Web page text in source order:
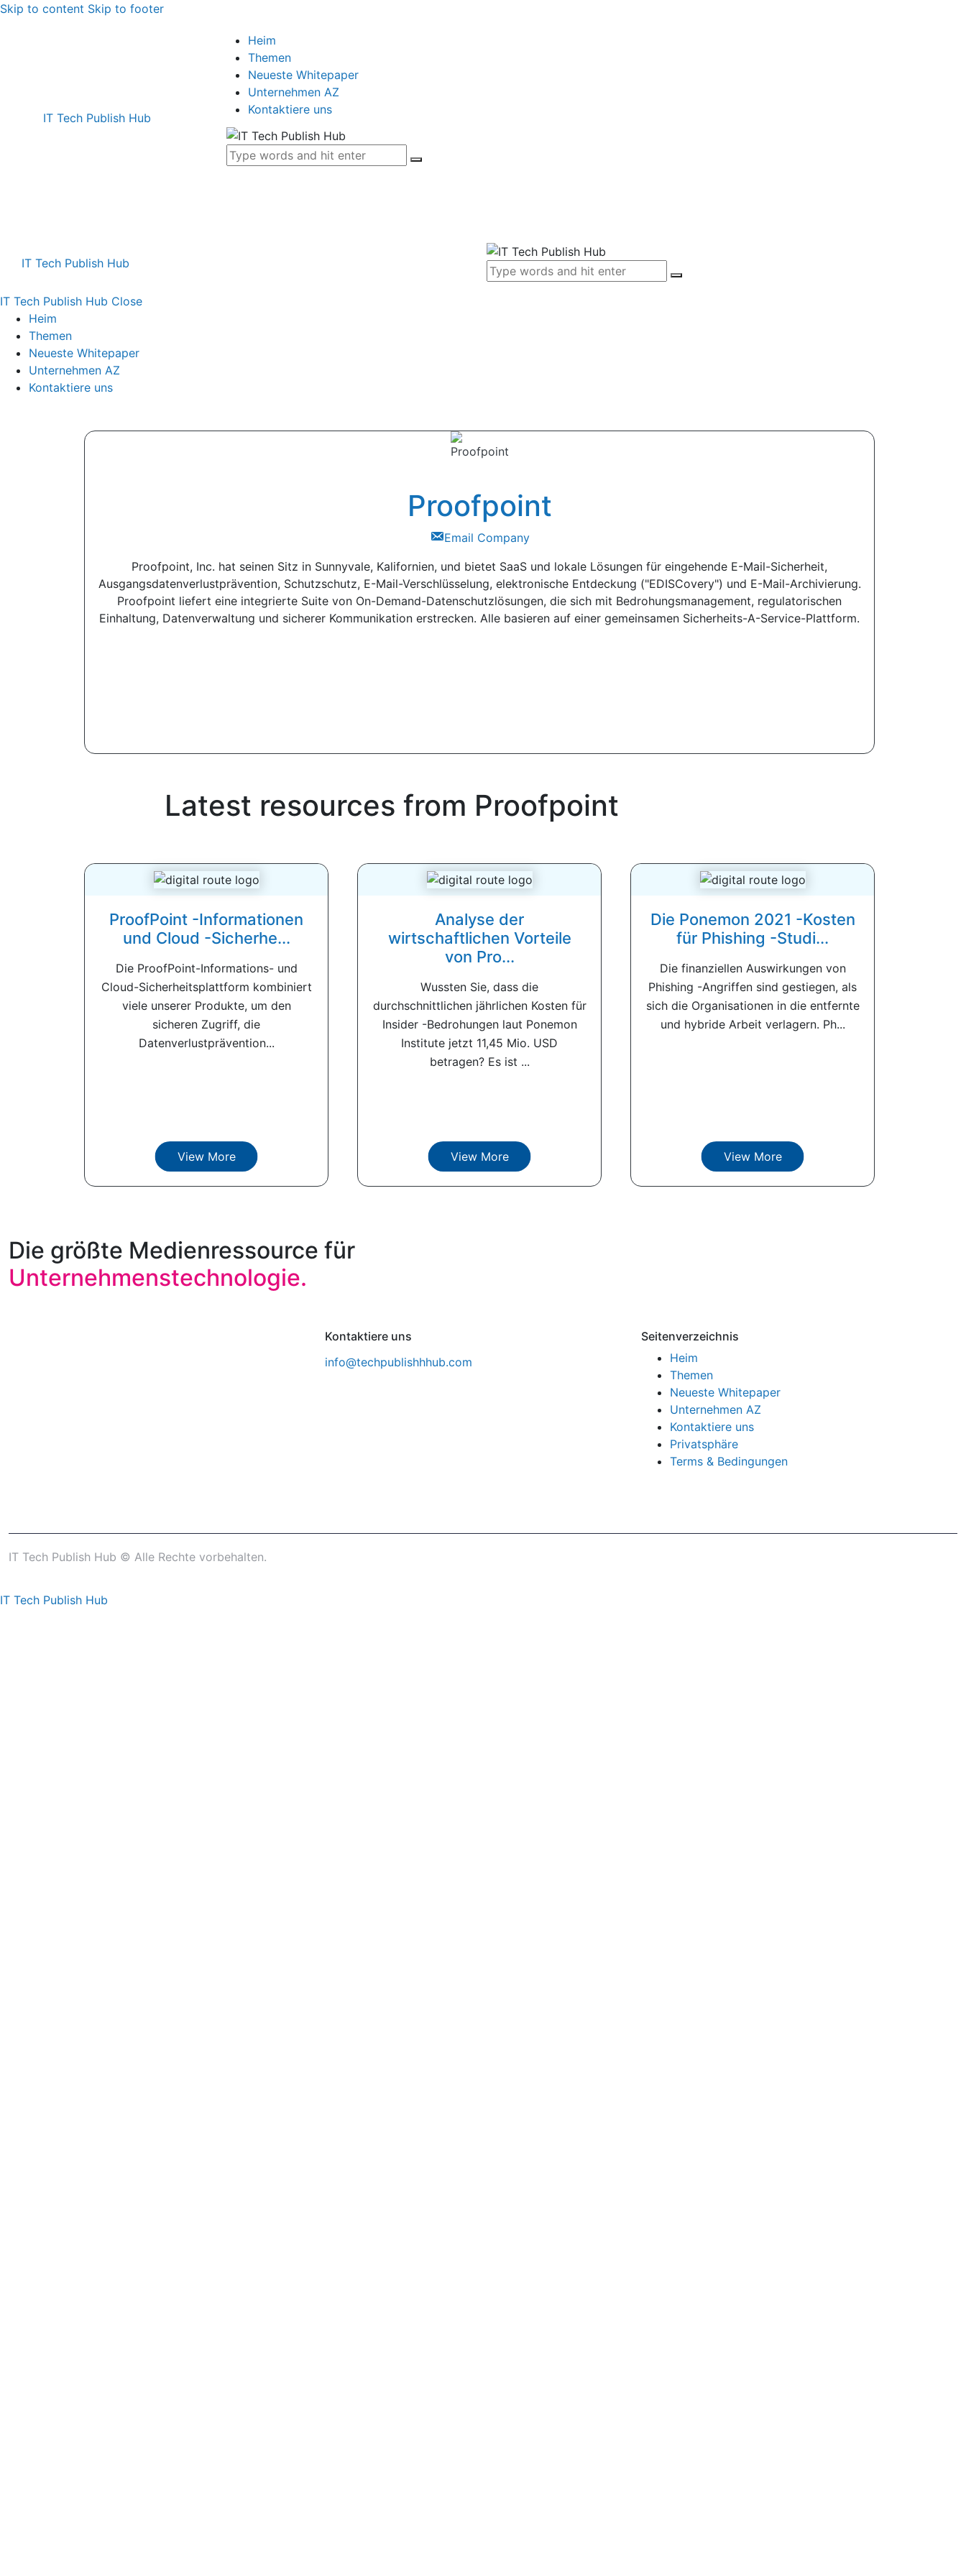
Skip to content Skip to footer
IT Tech Publish Hub
Heim
Themen
Neueste Whitepaper
Unternehmen AZ
Kontaktiere uns
IT Tech Publish Hub
IT Tech Publish Hub Close
Heim
Themen
Neueste Whitepaper
Unternehmen AZ
Kontaktiere uns
Proofpoint
Email Company
Proofpoint, Inc. hat seinen Sitz in Sunnyvale, Kalifornien, und bietet SaaS und lokale Lösungen für eingehende E-Mail-Sicherheit,
Ausgangsdatenverlustprävention, Schutzschutz, E-Mail-Verschlüsselung, elektronische Entdeckung ("EDISCovery") und E-Mail-Archivierung.
Proofpoint liefert eine integrierte Suite von On-Demand-Datenschutzlösungen, die sich mit Bedrohungsmanagement, regulatorischen
Einhaltung, Datenverwaltung und sicherer Kommunikation erstrecken. Alle basieren auf einer gemeinsamen Sicherheits-A-Service-Plattform.
Latest resources from Proofpoint
ProofPoint -Informationen
und Cloud -Sicherhe...
Die ProofPoint-Informations- und
Cloud-Sicherheitsplattform kombiniert
viele unserer Produkte, um den
sicheren Zugriff, die
Datenverlustprävention...
View More
Analyse der
wirtschaftlichen Vorteile
von Pro...
Wussten Sie, dass die
durchschnittlichen jährlichen Kosten für
Insider -Bedrohungen laut Ponemon
Institute jetzt 11,45 Mio. USD
betragen? Es ist ...
View More
Die Ponemon 2021 -Kosten
für Phishing -Studi...
Die finanziellen Auswirkungen von
Phishing -Angriffen sind gestiegen, als
sich die Organisationen in die entfernte
und hybride Arbeit verlagern. Ph...
View More
Die größte Medienressource für
Unternehmenstechnologie.
Kontaktiere uns
info@techpublishhhub.com
Seitenverzeichnis
Heim
Themen
Neueste Whitepaper
Unternehmen AZ
Kontaktiere uns
Privatsphäre
Terms & Bedingungen
IT Tech Publish Hub © Alle Rechte vorbehalten.
IT Tech Publish Hub